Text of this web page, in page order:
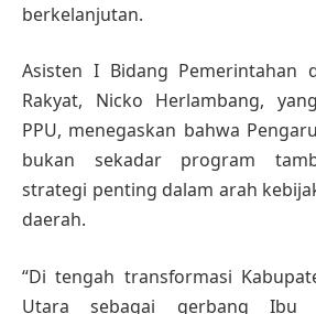
berkelanjutan.
Asisten I Bidang Pemerintahan
Rakyat, Nicko Herlambang,
PPU, menegaskan bahwa
bukan sekadar program
strategi penting dalam arah
daerah.
“Di tengah transformasi
Utara sebagai gerbang Ibu